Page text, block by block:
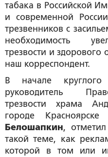
табака в Российской
и современной
трезвенников с
необходимость
трезвости и здорового
наш корреспондент.
В начале
руководитель
трезвости храма
городе Красноярске
Белошапкин,
такой теме, как
которой в том или